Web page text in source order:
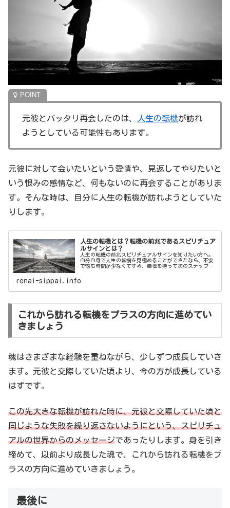
元彼とバッタリ再会したのは、 人生の転機が訪れ
ようとしている可能性もあります。
元彼に対して会いたいという愛情や、見返してやりたいと
いう恨みの感情など、何もないのに再会することがありま
す。そんな時は、自分に人生の転機が訪れようとしていた
りします。
人生の転機とは？転機の前兆であるスピリチュア
ルサインとは？
人生の転機の前兆スピリチュアルサインを知りたい方へ。
自分自身で人生の転機を見極めることができたなら、不安
で悩む時間が少なくてすみ、自信を持って次のステップに
のかご紹介いたします。
renai-sippai.info
これから訪れる転機をプラスの方向に進めてい
きましょう
魂はさまざまな経験を重ねながら、少しずつ成長していき
ます。元彼と交際していた頃より、今の方が成長している
はずです。
この先大きな転機が訪れた時に、元彼と交際していた頃と
同じような失敗を繰り返さないようにという、スピリチュ
アルの世界からのメッセージであったりします。身を引き
締めて、以前より成長した魂で、これから訪れる転機をプ
ラスの方向に進めていきましょう。
最後に